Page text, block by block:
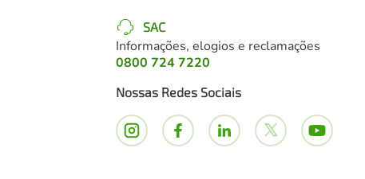
SAC
Informações, elogios e reclamações
0800 724 7220
Nossas Redes Sociais